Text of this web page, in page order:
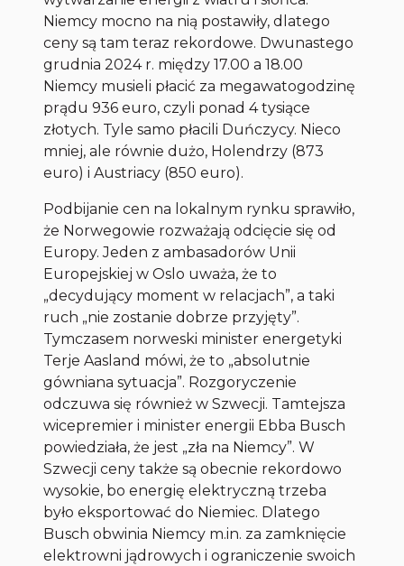
Niemcy mocno na nią postawiły, dlatego
ceny są tam teraz rekordowe. Dwunastego
grudnia 2024 r. między 17.00 a 18.00
Niemcy musieli płacić za megawatogodzinę
prądu 936 euro, czyli ponad 4 tysiące
złotych. Tyle samo płacili Duńczycy. Nieco
mniej, ale równie dużo, Holendrzy (873
euro) i Austriacy (850 euro).
Podbijanie cen na lokalnym rynku sprawiło,
że Norwegowie rozważają odcięcie się od
Europy. Jeden z ambasadorów Unii
Europejskiej w Oslo uważa, że to
„decydujący moment w relacjach”, a taki
ruch „nie zostanie dobrze przyjęty”.
Tymczasem norweski minister energetyki
Terje Aasland mówi, że to „absolutnie
gówniana sytuacja”. Rozgoryczenie
odczuwa się również w Szwecji. Tamtejsza
wicepremier i minister energii Ebba Busch
powiedziała, że jest „zła na Niemcy”. W
Szwecji ceny także są obecnie rekordowo
wysokie, bo energię elektryczną trzeba
było eksportować do Niemiec. Dlatego
Busch obwinia Niemcy m.in. za zamknięcie
elektrowni jądrowych i ograniczenie swoich